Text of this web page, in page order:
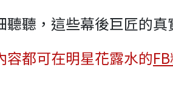
聽聽，這些幕後巨匠的
容都可在明星花露水的